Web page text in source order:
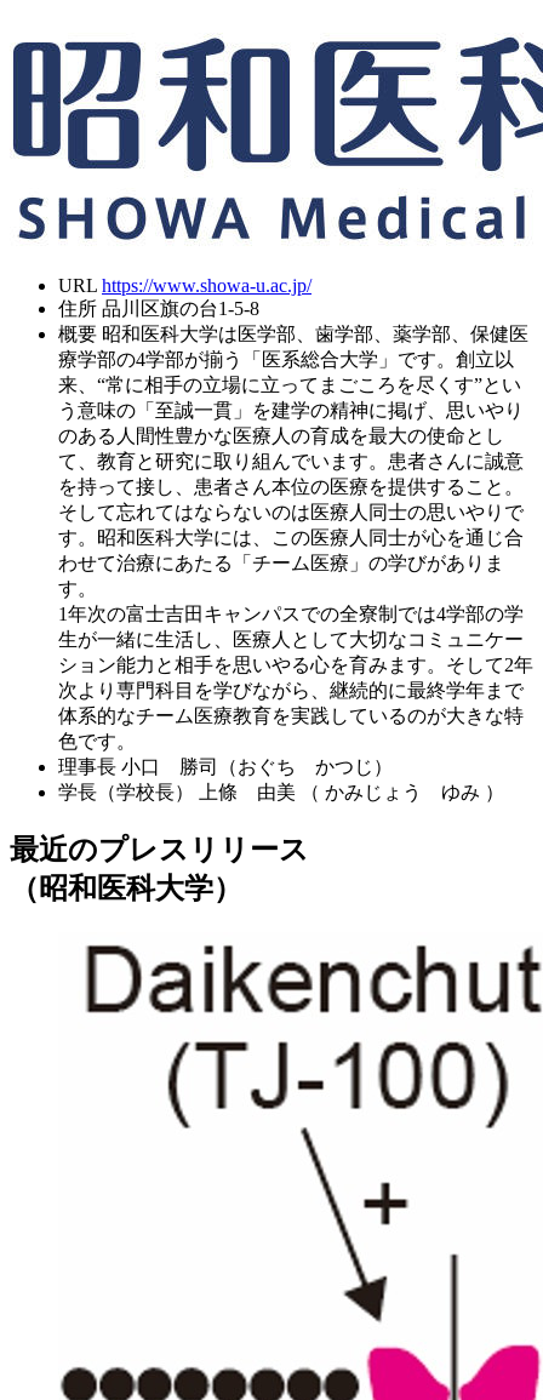
URL https://www.showa-u.ac.jp/
住所 品川区旗の台1-5-8
概要 昭和医科大学は医学部、歯学部、薬学部、保健医
療学部の4学部が揃う「医系総合大学」です。創立以
来、“常に相手の立場に立ってまごころを尽くす”とい
う意味の「至誠一貫」を建学の精神に掲げ、思いやり
のある人間性豊かな医療人の育成を最大の使命とし
て、教育と研究に取り組んでいます。患者さんに誠意
を持って接し、患者さん本位の医療を提供すること。
そして忘れてはならないのは医療人同士の思いやりで
す。昭和医科大学には、この医療人同士が心を通じ合
わせて治療にあたる「チーム医療」の学びがありま
す。
1年次の富士吉田キャンパスでの全寮制では4学部の学
生が一緒に生活し、医療人として大切なコミュニケー
ション能力と相手を思いやる心を育みます。そして2年
次より専門科目を学びながら、継続的に最終学年まで
体系的なチーム医療教育を実践しているのが大きな特
色です。
理事長 小口 勝司（おぐち かつじ）
学長（学校長）
上條 由美 （ かみじょう ゆみ ）
最近のプレスリリース
（昭和医科大学）